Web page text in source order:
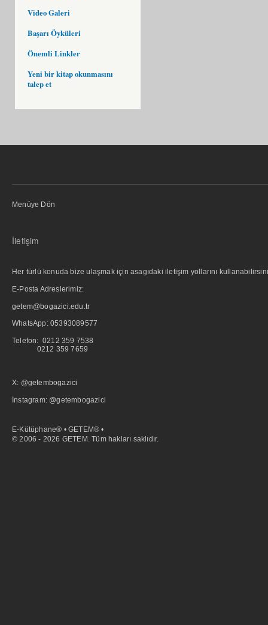
Video Galeri
Başarı Öyküleri
Önemli Linkler
Yeni bir kitap okunmasını
talep et
Menüye Dön
İletişim
Her türlü konuda bize ulaşmak için asagıdaki iletişim yollarını
E-Posta Adreslerimiz:
getem@bogazici.edu.tr
WhatsApp: 05393089577
Telefon: 0212 359 7538
0212 359 7659
X: @getembogazici
İnstagram: @getembogazici
E-Kütüphane® • GETEM® •
© 2006 - 2026 GETEM. Tüm hakları saklıdır.